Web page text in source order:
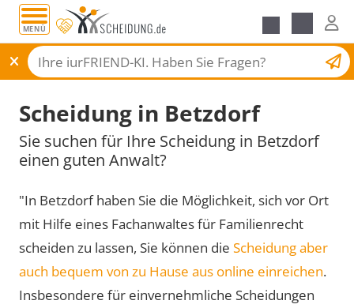
MENÜ
Scheidungsantrag
Scheidung in Betzdorf
Sie suchen für Ihre Scheidung in Betzdorf
einen guten Anwalt?
"In Betzdorf haben Sie die Möglichkeit, sich vor Ort
mit Hilfe eines Fachanwaltes für Familienrecht
scheiden zu lassen, Sie können die Scheidung aber
auch bequem von zu Hause aus online einreichen.
Insbesondere für einvernehmliche Scheidungen